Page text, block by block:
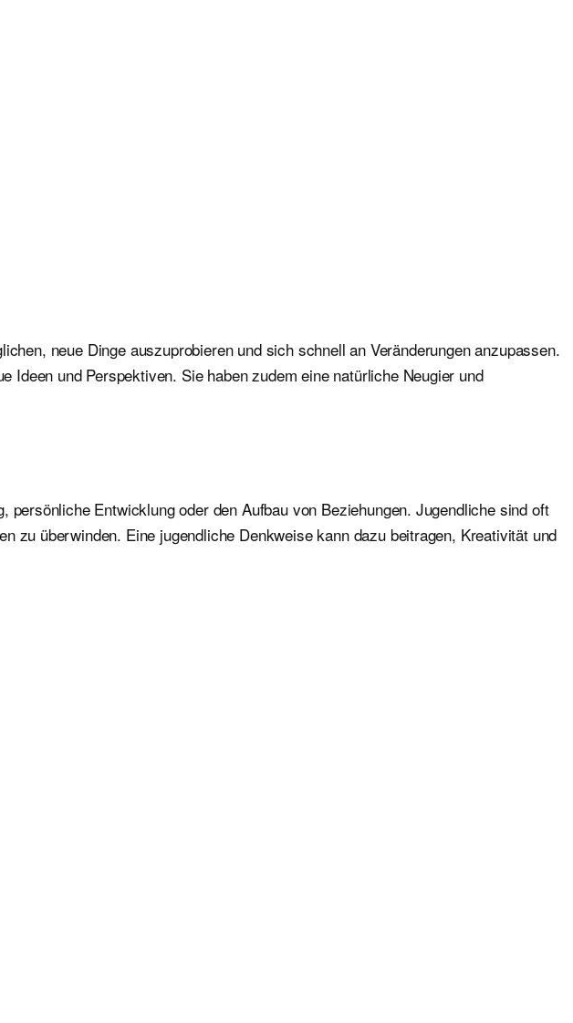
neue Dinge auszuprobieren und sich schnell an Veränderungen anzupassen.
Ideen und Perspektiven. Sie haben zudem eine natürliche Neugier und
Entwicklung oder den Aufbau von Beziehungen. Jugendliche sind oft
zu überwinden. Eine jugendliche Denkweise kann dazu beitragen, Kreativität und